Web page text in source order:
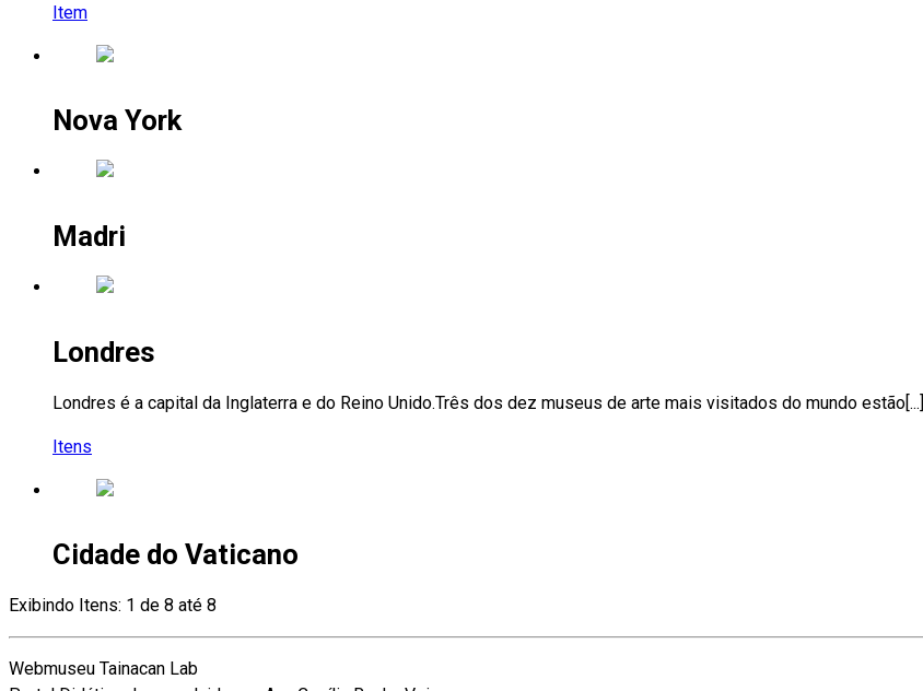
Item
Nova York
Madri
Londres
Londres é a capital da Inglaterra e do Reino Unido.Três dos dez museus de arte mais visitados do mundo estão[...]
Itens
Cidade do Vaticano
Exibindo Itens: 1 de 8 até 8
Webmuseu Tainacan Lab